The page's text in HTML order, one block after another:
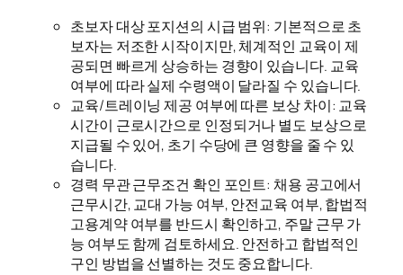
초보자 대상 포지션의 시급 범위: 기본적으로 초
보자는 저조한 시작이지만, 체계적인 교육이 제
공되면 빠르게 상승하는 경향이 있습니다. 교육
여부에 따라 실제 수령액이 달라질 수 있습니다.
교육/트레이닝 제공 여부에 따른 보상 차이: 교육
시간이 근로시간으로 인정되거나 별도 보상으로
지급될 수 있어, 초기 수당에 큰 영향을 줄 수 있
습니다.
경력 무관 근무조건 확인 포인트: 채용 공고에서
근무시간, 교대 가능 여부, 안전교육 여부, 합법적
고용계약 여부를 반드시 확인하고, 주말 근무 가
능 여부도 함께 검토하세요. 안전하고 합법적인
구인 방법을 선별하는 것도 중요합니다.